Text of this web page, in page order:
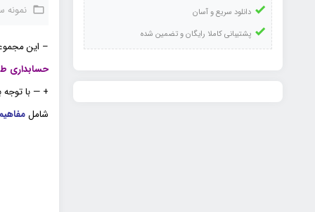
دانلود سریع و آسان
پشتیبانی کاملا رایگان و تضمین شده
نمونه
– این
حسابداری
+ — با
شاملمفاهیم و